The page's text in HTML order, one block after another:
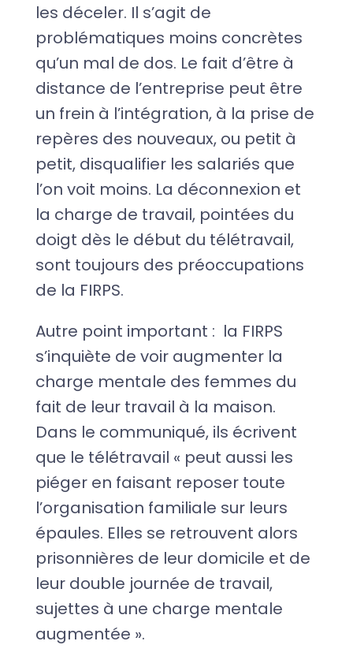
les déceler. Il s’agit de
problématiques moins concrètes
qu’un mal de dos. Le fait d’être à
distance de l’entreprise peut être
un frein à l’intégration, à la prise de
repères des nouveaux, ou petit à
petit, disqualifier les salariés que
l’on voit moins. La déconnexion et
la charge de travail, pointées du
doigt dès le début du télétravail,
sont toujours des préoccupations
de la FIRPS.
Autre point important : la FIRPS
s’inquiète de voir augmenter la
charge mentale des femmes du
fait de leur travail à la maison.
Dans le communiqué, ils écrivent
que le télétravail « peut aussi les
piéger en faisant reposer toute
l’organisation familiale sur leurs
épaules. Elles se retrouvent alors
prisonnières de leur domicile et de
leur double journée de travail,
sujettes à une charge mentale
augmentée ».